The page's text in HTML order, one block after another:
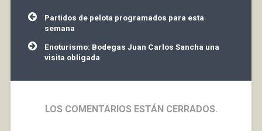
Navegación
de
entradas
Partidos de pelota programados para esta
semana
Enoturismo: Bodegas Juan Carlos Sancha una
visita obligada
LOS COMENTARIOS ESTÁN CERRADOS.